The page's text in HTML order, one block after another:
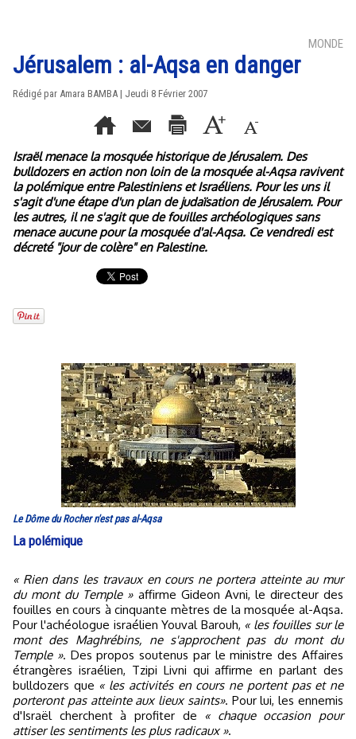
MONDE
Jérusalem : al-Aqsa en danger
Rédigé par Amara BAMBA | Jeudi 8 Février 2007
Israël menace la mosquée historique de Jérusalem. Des
bulldozers en action non loin de la mosquée al-Aqsa ravivent
la polémique entre Palestiniens et Israéliens. Pour les uns il
s'agit d'une étape d'un plan de judaïsation de Jérusalem. Pour
les autres, il ne s'agit que de fouilles archéologiques sans
menace aucune pour la mosquée d'al-Aqsa. Ce vendredi est
décreté "jour de colère" en Palestine.
Le Dôme du Rocher n'est pas al-Aqsa
La polémique
« Rien dans les travaux en cours ne portera atteinte au mur
du mont du Temple »affirme Gideon Avni, le directeur des
fouilles en cours à cinquante mètres de la mosquée al-Aqsa.
Pour l'achéologue israélien Youval Barouh, « les fouilles sur le
mont des Maghrébins, ne s'approchent pas du mont du
Temple ». Des propos soutenus par le ministre des Affaires
étrangères israélien, Tzipi Livni qui affirme en parlant des
bulldozers que « les activités en cours ne portent pas et ne
porteront pas atteinte aux lieux saints». Pour lui, les ennemis
d'Israël cherchent à profiter de « chaque occasion pour
attiser les sentiments les plus radicaux ».